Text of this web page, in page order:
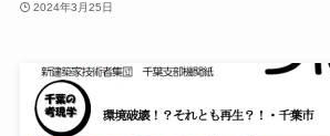
2024年3月25日